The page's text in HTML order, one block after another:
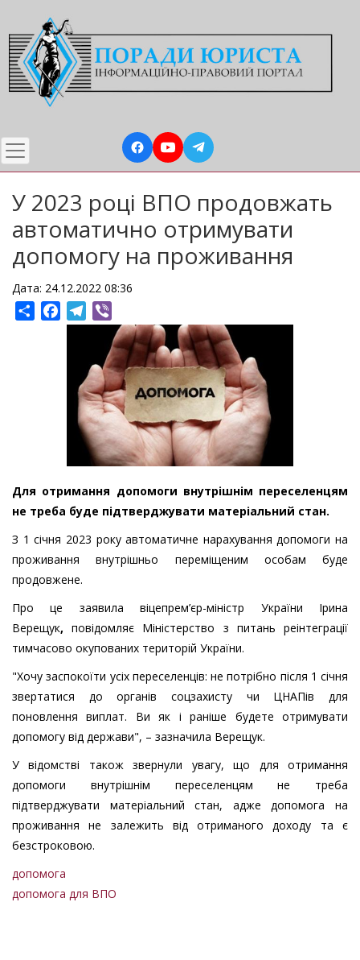
до
основного
вмісту
У 2023 році ВПО продовжать
автоматично отримувати
допомогу на проживання
Дата: 24.12.2022 08:36
ShareFacebookTelegram
Для отримання допомоги внутрішнім переселенцям
не треба буде підтверджувати матеріальний стан.
З 1 січня 2023 року автоматичне нарахування допомоги на
проживання внутрішньо переміщеним особам буде
продовжене.
Про це заявила віцепрем’єр-міністр України Ірина
Верещук,повідомляє Міністерство з питань реінтеграції
тимчасово окупованих територій України.
"Хочу заспокоїти усіх переселенців: не потрібно після 1 січня
звертатися до органів соцзахисту чи ЦНАПів для
поновлення виплат. Ви як і раніше будете отримувати
допомогу від держави", – зазначила Верещук.
У відомстві також звернули увагу, що для отримання
допомоги внутрішнім переселенцям не треба
підтверджувати матеріальний стан, адже допомога на
проживання не залежить від отриманого доходу та є
безстроковою.
допомога
допомога для ВПО